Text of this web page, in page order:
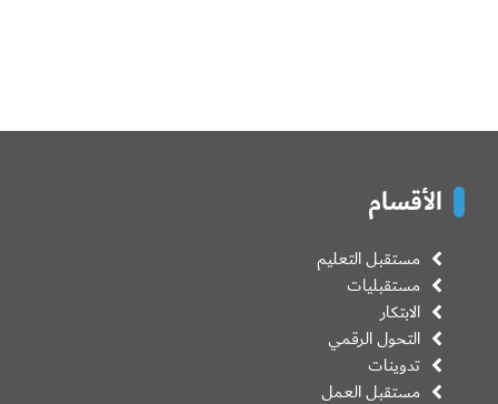
الأقسام
مستقبل التعليم
مستقبليات
الابتكار
التحول الرقمي
تدوينات
مستقبل العمل